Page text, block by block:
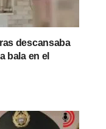
descansaba
bala en el